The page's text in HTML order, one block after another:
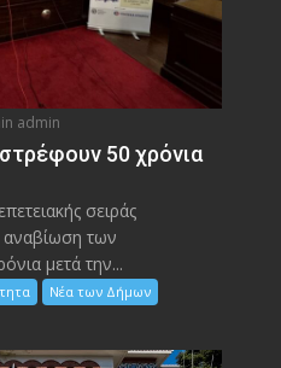
admin
50 χρόνια
σειράς
των
μετά την...
Νέα των Δήμων